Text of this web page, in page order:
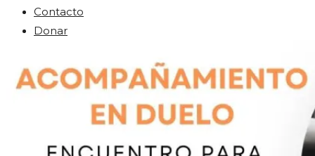
Contacto
Donar